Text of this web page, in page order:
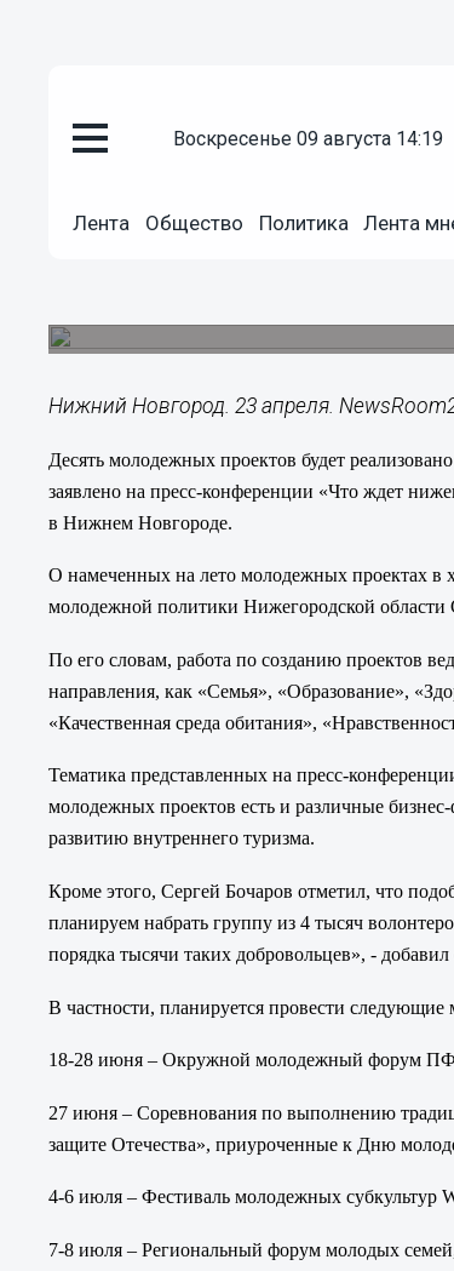
воскресенье 09 августа 14:19
Лента Общество Политика Лента
Общество
Десять молодежных
Нижний Новгород. 23 апреля.
Десять молодежных проектов будет
заявлено на пресс-конференции «Что ждет
в Нижнем Новгороде.
О намеченных на лето молодежных проектах в
молодежной политики Нижегородской области
По его словам, работа по созданию проектов
направления, как «Семья», «Образование»,
«Качественная среда обитания»,
Тематика представленных на пресс-
молодежных проектов есть и различные
развитию внутреннего туризма.
Кроме этого, Сергей Бочаров отметил, что
планируем набрать группу из 4 тысяч
порядка тысячи таких добровольцев», - добавил
В частности, планируется провести следующие
18-28 июня – Окружной молодежный форум
27 июня – Соревнования по выполнению
защите Отечества», приуроченные к Дню
4-6 июля – Фестиваль молодежных субкультур
7-8 июля – Региональный форум молодых